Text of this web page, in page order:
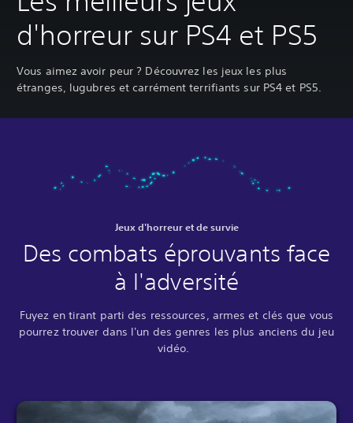
d'horreur sur PS4 et PS5
Vous aimez avoir peur ? Découvrez les jeux les plus
étranges, lugubres et carrément terrifiants sur PS4 et PS5.
Jeux d'horreur et de survie
Des combats éprouvants face
à l'adversité
Fuyez en tirant parti des ressources, armes et clés que vous
pourrez trouver dans l'un des genres les plus anciens du jeu
vidéo.